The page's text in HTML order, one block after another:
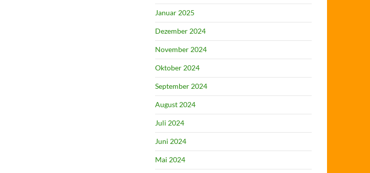
Januar 2025
Dezember 2024
November 2024
Oktober 2024
September 2024
August 2024
Juli 2024
Juni 2024
Mai 2024